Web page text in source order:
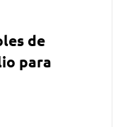
de
para